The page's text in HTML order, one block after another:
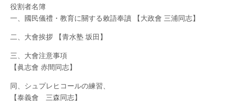
役割者名簿
一、國民儀禮・教育に關する敕語奉讀 【大政會 三浦同志】
二、大會挨拶 【青水塾 坂田】
三、大會注意事項
【眞志會 赤間同志】
同、シュプレヒコールの練習、
【泰義會 三森同志】